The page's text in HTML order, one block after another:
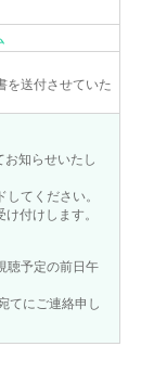
を送付させていた
お知らせいたし
てください。
付けします。
聴予定の前日午
てにご連絡申し